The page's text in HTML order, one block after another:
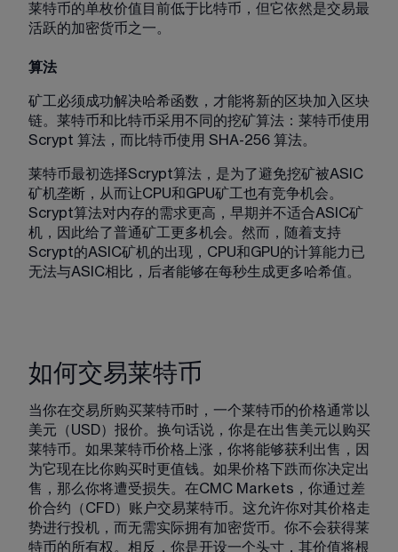
莱特币的单枚价值目前低于比特币，但它依然是交易最
活跃的加密货币之一。
算法
矿工必须成功解决哈希函数，才能将新的区块加入区块
链。莱特币和比特币采用不同的挖矿算法：莱特币使用
Scrypt 算法，而比特币使用 SHA-256 算法。
莱特币最初选择Scrypt算法，是为了避免挖矿被ASIC
矿机垄断，从而让CPU和GPU矿工也有竞争机会。
Scrypt算法对内存的需求更高，早期并不适合ASIC矿
机，因此给了普通矿工更多机会。然而，随着支持
Scrypt的ASIC矿机的出现，CPU和GPU的计算能力已
无法与ASIC相比，后者能够在每秒生成更多哈希值。
如何交易莱特币
当你在交易所购买莱特币时，一个莱特币的价格通常以
美元（USD）报价。换句话说，你是在出售美元以购买
莱特币。如果莱特币价格上涨，你将能够获利出售，因
为它现在比你购买时更值钱。如果价格下跌而你决定出
售，那么你将遭受损失。在CMC Markets，你通过差
价合约（CFD）账户交易莱特币。这允许你对其价格走
势进行投机，而无需实际拥有加密货币。你不会获得莱
特币的所有权。相反，你是开设一个头寸，其价值将根